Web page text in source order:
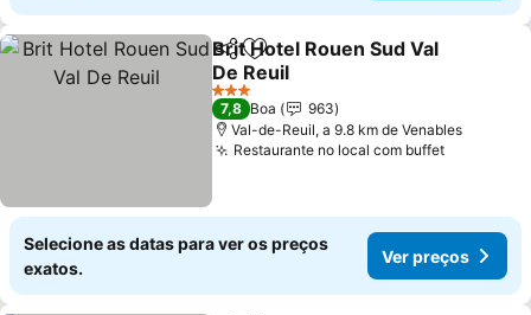
PartilharAdicionar aos favoritos
Brit Hotel Rouen Sud Val
De Reuil
3 Estrelas
7,8 Boa
963
Val-de-Reuil, a 9.8 km de Venables
Restaurante no local com buffet
Selecione as datas para ver os preços
exatos.
Ver preços